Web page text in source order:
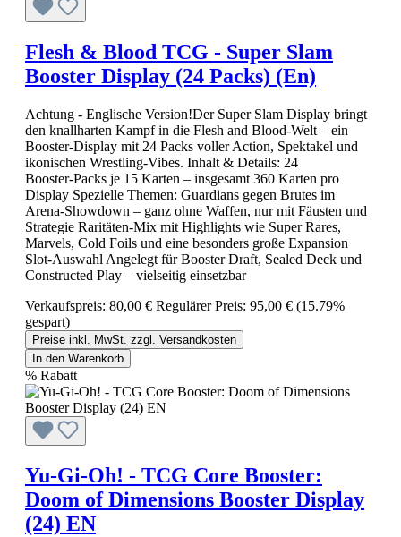
Flesh & Blood TCG - Super Slam
Booster Display (24 Packs) (En)
Achtung - Englische Version!Der Super Slam Display bringt
den knallharten Kampf in die Flesh and Blood‑Welt – ein
Booster‑Display mit 24 Packs voller Action, Spektakel und
ikonischen Wrestling-Vibes. Inhalt & Details: 24
Booster‑Packs je 15 Karten – insgesamt 360 Karten pro
Display Spezielle Themen: Guardians gegen Brutes im
Arena‑Showdown – ganz ohne Waffen, nur mit Fäusten und
Strategie Raritäten-Mix mit Highlights wie Super Rares,
Marvels, Cold Foils und eine besonders große Expansion
Slot-Auswahl Angelegt für Booster Draft, Sealed Deck und
Constructed Play – vielseitig einsetzbar
Verkaufspreis: 80,00 € Regulärer Preis: 95,00 € (15.79%
gespart)
Preise inkl. MwSt. zzgl. Versandkosten
In den Warenkorb
% Rabatt
Yu-Gi-Oh! - TCG Core Booster:
Doom of Dimensions Booster Display
(24) EN